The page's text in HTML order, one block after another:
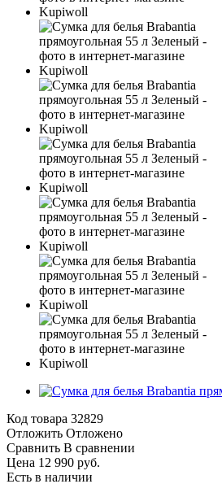
Код товара 32829
Отложить Отложено
Сравнить В сравнении
Цена 12 990 руб.
Есть в наличии